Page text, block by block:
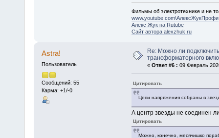
Фильмы об электротехнике и не
www.youtube.com\АлексЖукПрофи
Алекс Жук на Rutube
Сайт автора alexzhuk.ru
Astra!
Пользователь
Сообщений: 55
Карма: +1/-0
Re: Можно ли подключить
трансформаторного
« Ответ #6 : 09 Февраль
Цитировать
Цепи напряжения собраны в
А центр звезды не соединен
Цитировать
Можно, конечно, месячишко